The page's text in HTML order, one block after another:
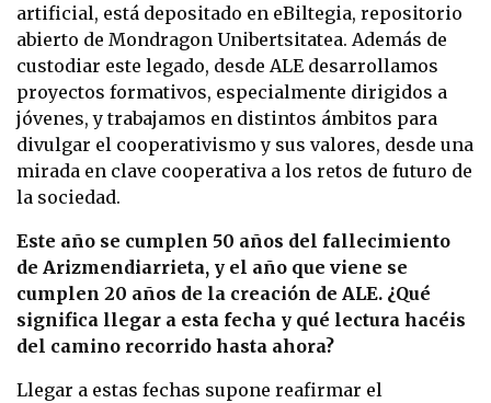
artificial, está depositado en eBiltegia, repositorio
abierto de Mondragon Unibertsitatea. Además de
custodiar este legado, desde ALE desarrollamos
proyectos formativos, especialmente dirigidos a
jóvenes, y trabajamos en distintos ámbitos para
divulgar el cooperativismo y sus valores, desde una
mirada en clave cooperativa a los retos de futuro de
la sociedad.
Este año se cumplen 50 años del fallecimiento
de Arizmendiarrieta, y el año que viene se
cumplen 20 años de la creación de ALE. ¿Qué
significa llegar a esta fecha y qué lectura hacéis
del camino recorrido hasta ahora?
Llegar a estas fechas supone reafirmar el